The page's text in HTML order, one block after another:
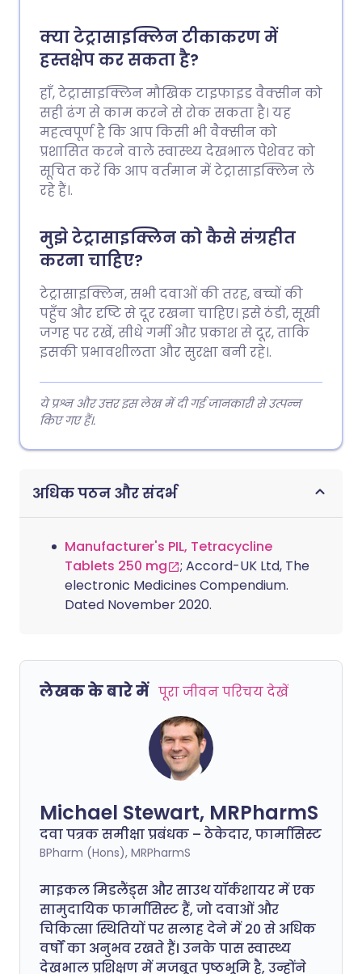
क्या टेट्रासाइक्लिन टीकाकरण में
हस्तक्षेप कर सकता है?
हाँ, टेट्रासाइक्लिन मौखिक टाइफाइड वैक्सीन को
सही ढंग से काम करने से रोक सकता है। यह
महत्वपूर्ण है कि आप किसी भी वैक्सीन को
प्रशासित करने वाले स्वास्थ्य देखभाल पेशेवर को
सूचित करें कि आप वर्तमान में टेट्रासाइक्लिन ले
रहे हैं।.
मुझे टेट्रासाइक्लिन को कैसे संग्रहीत
करना चाहिए?
टेट्रासाइक्लिन, सभी दवाओं की तरह, बच्चों की
पहुँच और दृष्टि से दूर रखना चाहिए। इसे ठंडी, सूखी
जगह पर रखें, सीधे गर्मी और प्रकाश से दूर, ताकि
इसकी प्रभावशीलता और सुरक्षा बनी रहे।.
ये प्रश्न और उत्तर इस लेख में दी गई जानकारी से उत्पन्न
किए गए हैं।.
अधिक पठन और संदर्भ
Manufacturer's PIL, Tetracycline
Tablets 250 mg
; Accord-UK Ltd, The
electronic Medicines Compendium.
Dated November 2020.
लेखक के बारे में पूरा जीवन परिचय देखें
Michael Stewart, MRPharmS
दवा पत्रक समीक्षा प्रबंधक – ठेकेदार, फार्मासिस्ट
BPharm (Hons), MRPharmS
माइकल मिडलैंड्स और साउथ यॉर्कशायर में एक
सामुदायिक फार्मासिस्ट हैं, जो दवाओं और
चिकित्सा स्थितियों पर सलाह देने में 20 से अधिक
वर्षों का अनुभव रखते हैं। उनके पास स्वास्थ्य
देखभाल प्रशिक्षण में मजबूत पृष्ठभूमि है, उन्होंने